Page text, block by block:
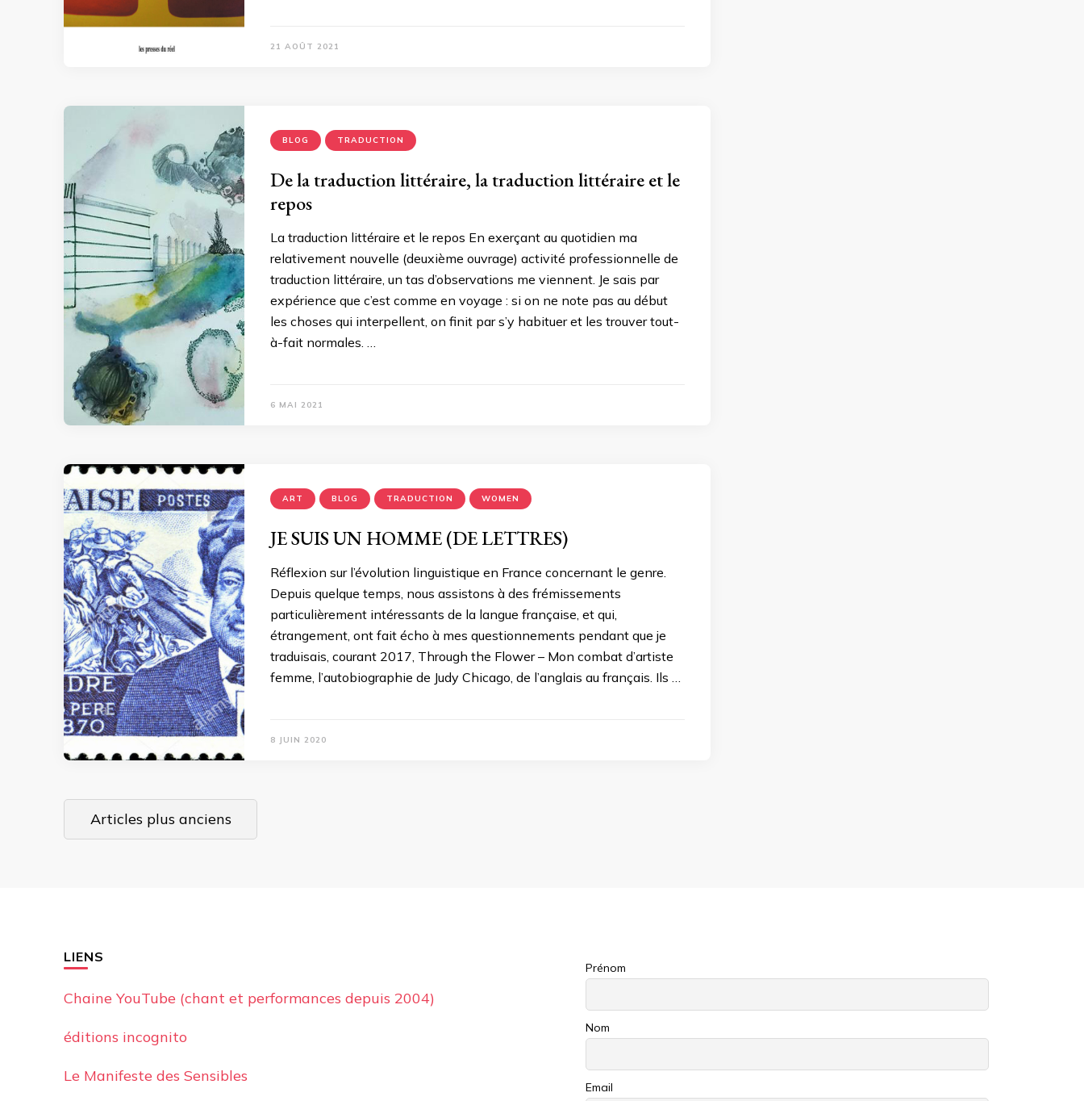
21 AOÛT 2021
BLOG TRADUCTION
De la traduction littéraire, la traduction littéraire et le
repos
La traduction littéraire et le repos En exerçant au quotidien ma
relativement nouvelle (deuxième ouvrage) activité professionnelle de
traduction littéraire, un tas d’observations me viennent. Je sais par
expérience que c’est comme en voyage : si on ne note pas au début
les choses qui interpellent, on finit par s’y habituer et les trouver tout-
à-fait normales. …
6 MAI 2021
ART BLOG TRADUCTION WOMEN
JE SUIS UN HOMME (DE LETTRES)
Réflexion sur l’évolution linguistique en France concernant le genre.
Depuis quelque temps, nous assistons à des frémissements
particulièrement intéressants de la langue française, et qui,
étrangement, ont fait écho à mes questionnements pendant que je
traduisais, courant 2017, Through the Flower – Mon combat d’artiste
femme, l’autobiographie de Judy Chicago, de l’anglais au français. Ils …
8 JUIN 2020
Navigation
desArticles plus anciens
LIENS
Chaine YouTube (chant et performances depuis 2004)
éditions incognito
Le Manifeste des Sensibles
Prénom
Nom
Email